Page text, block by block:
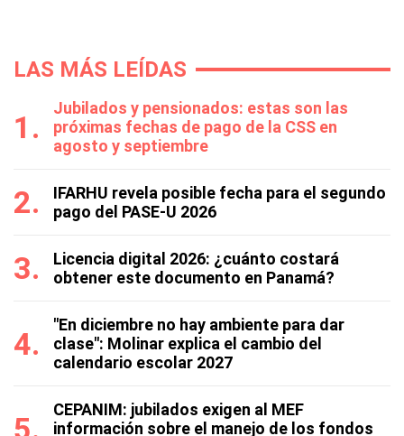
LAS MÁS LEÍDAS
Jubilados y pensionados: estas son las
próximas fechas de pago de la CSS en
agosto y septiembre
IFARHU revela posible fecha para el segundo
pago del PASE-U 2026
Licencia digital 2026: ¿cuánto costará
obtener este documento en Panamá?
"En diciembre no hay ambiente para dar
clase": Molinar explica el cambio del
calendario escolar 2027
CEPANIM: jubilados exigen al MEF
información sobre el manejo de los fondos